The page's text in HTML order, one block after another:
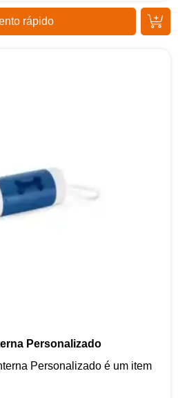
rápido
Personalizado
Personalizado é um item